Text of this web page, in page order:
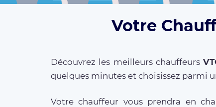
Votre
Découvrez les meilleurs chauffeurs
quelques minutes et choisissez parmi
Votre chauffeur vous prendra en